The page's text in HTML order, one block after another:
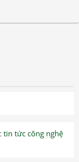
tin tức công nghệ